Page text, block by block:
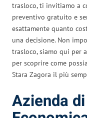
trasloco, ti invitiamo a
preventivo gratuito e
esattamente quanto
una decisione. Non
trasloco, siamo qui per
per scoprire come
Stara Zagora il più
Azienda